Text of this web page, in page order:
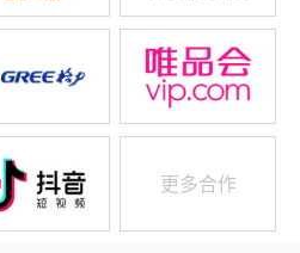
更多合作